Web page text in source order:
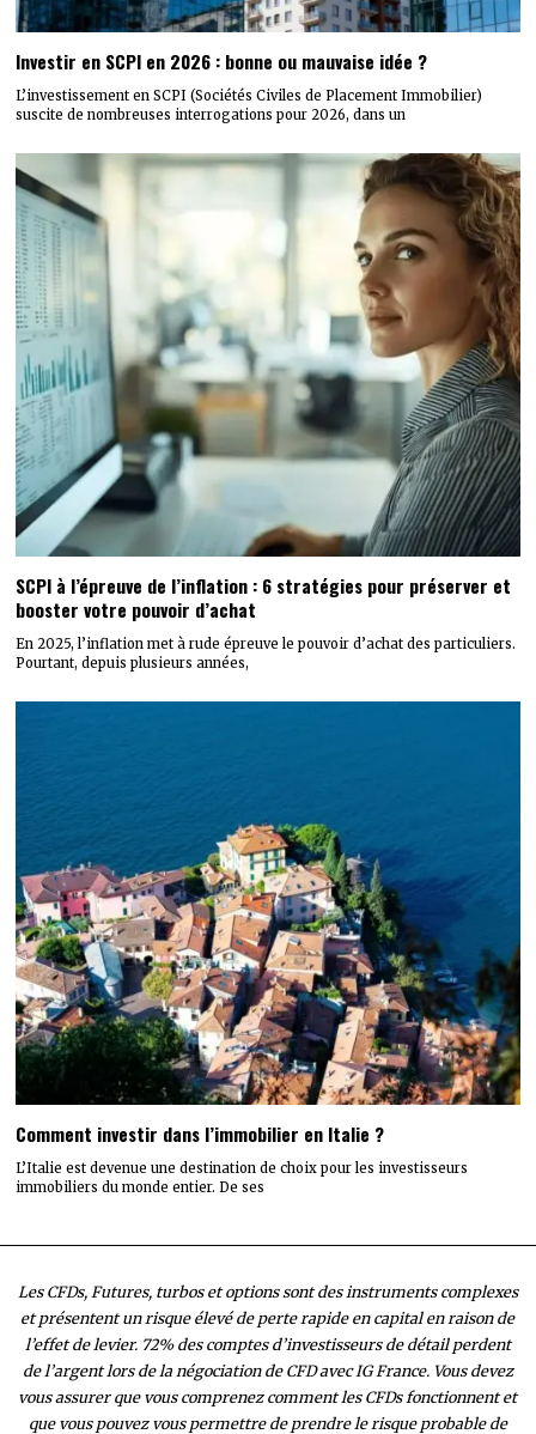
Investir en SCPI en 2026 : bonne ou mauvaise idée ?
L’investissement en SCPI (Sociétés Civiles de Placement Immobilier)
suscite de nombreuses interrogations pour 2026, dans un
SCPI à l’épreuve de l’inflation : 6 stratégies pour préserver et
booster votre pouvoir d’achat
En 2025, l’inflation met à rude épreuve le pouvoir d’achat des particuliers.
Pourtant, depuis plusieurs années,
Comment investir dans l’immobilier en Italie ?
L’Italie est devenue une destination de choix pour les investisseurs
immobiliers du monde entier. De ses
Les CFDs, Futures, turbos et options sont des instruments complexes
et présentent un risque élevé de perte rapide en capital en raison de
l’effet de levier. 72% des comptes d’investisseurs de détail perdent
de l’argent lors de la négociation de CFD avec IG France. Vous devez
vous assurer que vous comprenez comment les CFDs fonctionnent et
que vous pouvez vous permettre de prendre le risque probable de